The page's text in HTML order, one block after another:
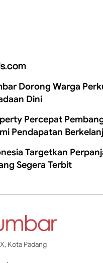
Dorong Warga
Dini
Percepat
Pendapatan
Targetkan
Segera Terbit
Kota Padang